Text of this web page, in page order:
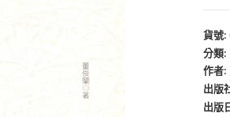
貨號:
分類:
作者:
出版
出版